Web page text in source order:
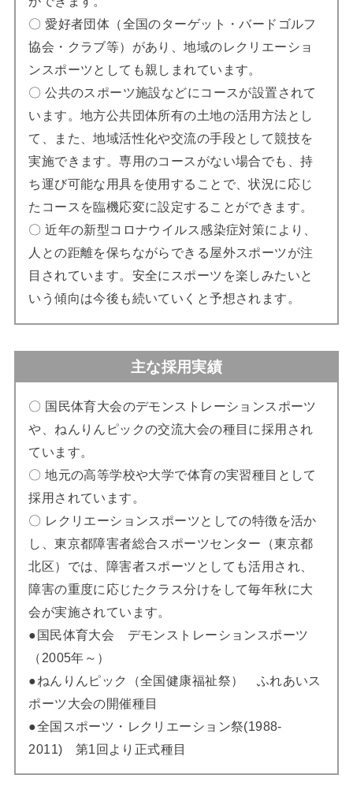
〇 愛好者団体（全国のターゲット・バードゴルフ
協会・クラブ等）があり、地域のレクリエーショ
ンスポーツとしても親しまれています。
〇 公共のスポーツ施設などにコースが設置されて
います。地方公共団体所有の土地の活用方法とし
て、また、地域活性化や交流の手段として競技を
実施できます。専用のコースがない場合でも、持
ち運び可能な用具を使用することで、状況に応じ
たコースを臨機応変に設定することができます。
〇 近年の新型コロナウイルス感染症対策により、
人との距離を保ちながらできる屋外スポーツが注
目されています。安全にスポーツを楽しみたいと
いう傾向は今後も続いていくと予想されます。
主な採用実績
〇 国民体育大会のデモンストレーションスポーツ
や、ねんりんピックの交流大会の種目に採用され
ています。
〇 地元の高等学校や大学で体育の実習種目として
採用されています。
〇 レクリエーションスポーツとしての特徴を活か
し、東京都障害者総合スポーツセンター（東京都
北区）では、障害者スポーツとしても活用され、
障害の重度に応じたクラス分けをして毎年秋に大
会が実施されています。
●国民体育大会 デモンストレーションスポーツ
（2005年～）
●ねんりんピック（全国健康福祉祭） ふれあいス
ポーツ大会の開催種目
●全国スポーツ・レクリエーション祭(1988-
2011) 第1回より正式種目